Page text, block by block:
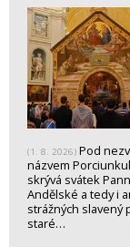
(1. 8. 2026) Pod
názvem
skrývá svátek
Andělské a tedy i
strážných slavený
staré…